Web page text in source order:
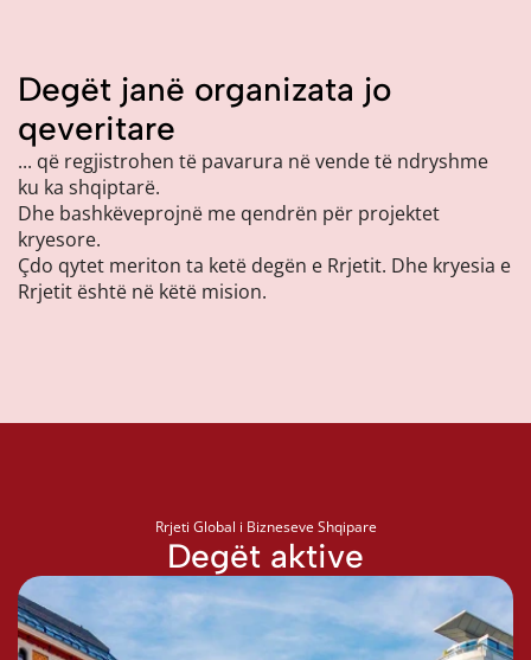
Degët janë organizata jo
qeveritare
... që regjistrohen të pavarura në vende të ndryshme
ku ka shqiptarë.
Dhe bashkëveprojnë me qendrën për projektet
kryesore.
Çdo qytet meriton ta ketë degën e Rrjetit. Dhe kryesia e
Rrjetit është në këtë mision.
Rrjeti Global i Bizneseve Shqipare
Degët aktive